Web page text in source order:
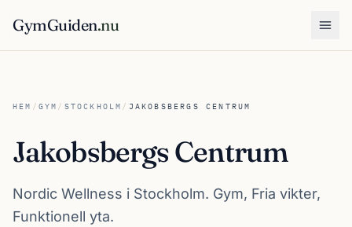
GymGuiden.nu
HEM / GYM / STOCKHOLM / JAKOBSBERGS CENTRUM
Jakobsbergs Centrum
Nordic Wellness i Stockholm. Gym, Fria vikter,
Funktionell yta.